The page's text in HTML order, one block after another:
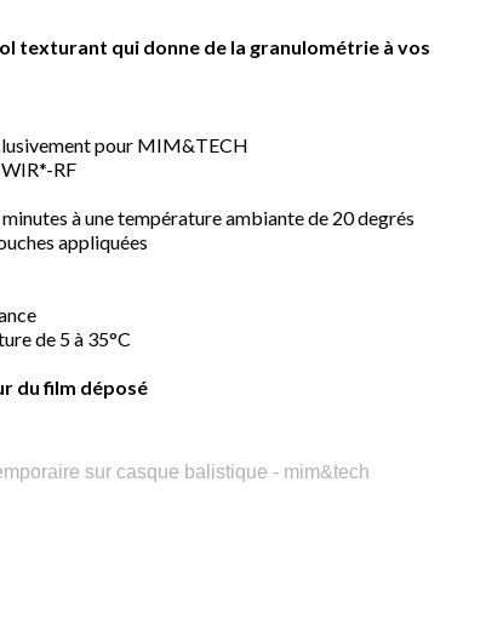
texturant qui donne de la granulométrie à vos
pour MIM&TECH
*-RF
à une température ambiante de 20 degrés
appliquées
de 5 à 35°C
du film déposé